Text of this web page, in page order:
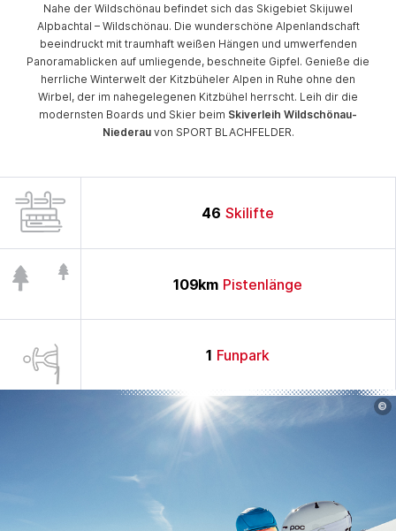
Nahe der Wildschönau befindet sich das Skigebiet Skijuwel
Alpbachtal – Wildschönau. Die wunderschöne Alpenlandschaft
beeindruckt mit traumhaft weißen Hängen und umwerfenden
Panoramablicken auf umliegende, beschneite Gipfel. Genieße die
herrliche Winterwelt der Kitzbüheler Alpen in Ruhe ohne den
Wirbel, der im nahegelegenen Kitzbühel herrscht. Leih dir die
modernsten Boards und Skier beim Skiverleih Wildschönau-
Niederau von SPORT BLACHFELDER.
46 Skilifte
109km Pistenlänge
1 Funpark
©